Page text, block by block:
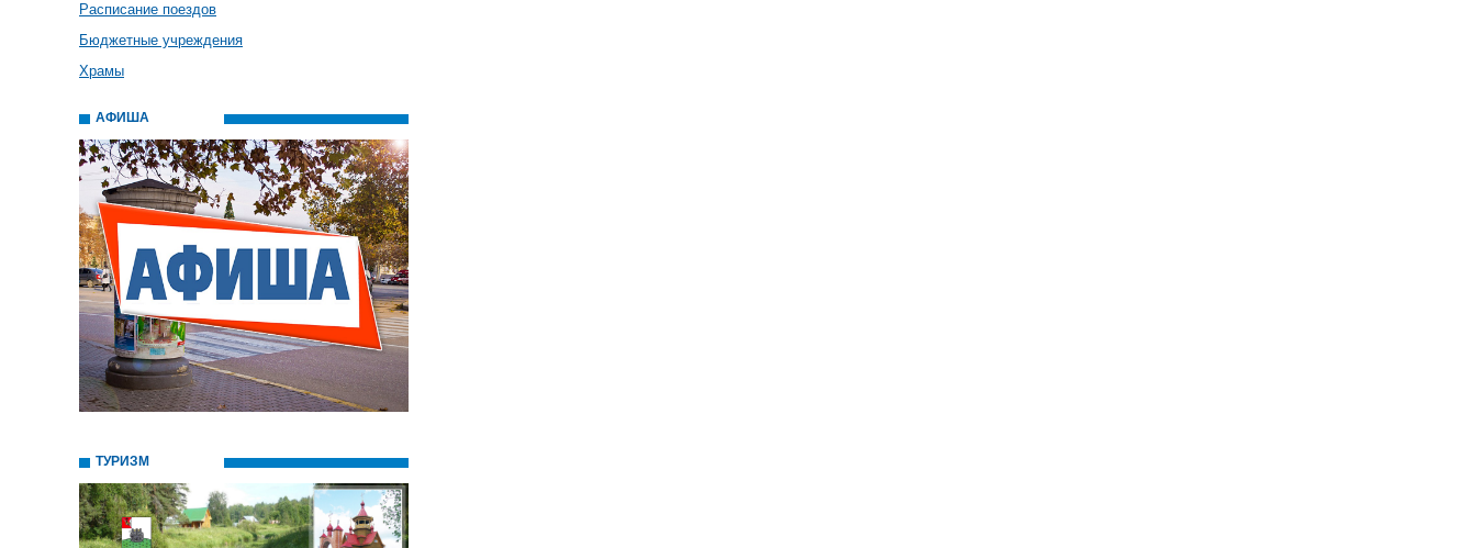
Расписание поездов
Бюджетные учреждения
Храмы
АФИША
ТУРИЗМ